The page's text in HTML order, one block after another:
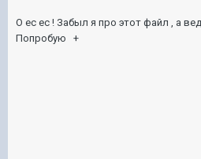
О ес ес ! Забыл я про этот файл , а
Попробую +